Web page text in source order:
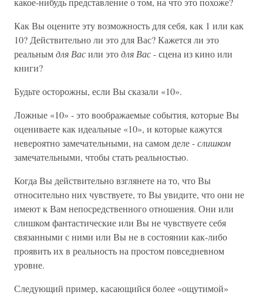
Как Вы оцените эту возможность для себя, как 1 или как
10? Действительно ли это для Вас? Кажется ли это
реальнымдля Васили этодля Вас- сцена из кино или
книги?
Будьте осторожны, если Вы сказали «10».
Ложные «10» - это воображаемые события, которые Вы
оцениваете как идеальные «10», и которые кажутся
невероятно замечательными, на самом деле -слишком
замечательными, чтобы стать реальностью.
Когда Вы действительно взглянете на то, что Вы
относительно них чувствуете, то Вы увидите, что они не
имеют к Вам непосредственного отношения. Они или
слишком фантастические или Вы не чувствуете себя
связанными с ними или Вы не в состоянии как-либо
проявить их в реальность на простом повседневном
уровне.
Следующий пример, касающийся более «ощутимой»